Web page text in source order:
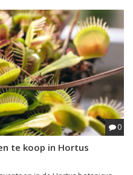
0
te koop in Hortus